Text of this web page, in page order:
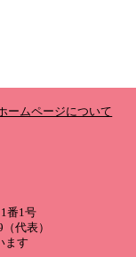
ームページについて
番1号
代表）
ます